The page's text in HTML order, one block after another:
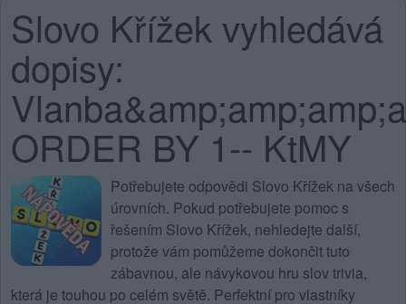
Slovo Křížek vyhledává
dopisy:
ORDER BY 1-- KtMY
Potřebujete odpovědi Slovo Křížek na všech
úrovních. Pokud potřebujete pomoc s
řešením Slovo Křížek, nehledejte další,
protože vám pomůžeme dokončit tuto
zábavnou, ale návykovou hru slov trivia,
která je touhou po celém světě. Perfektní pro vlastníky